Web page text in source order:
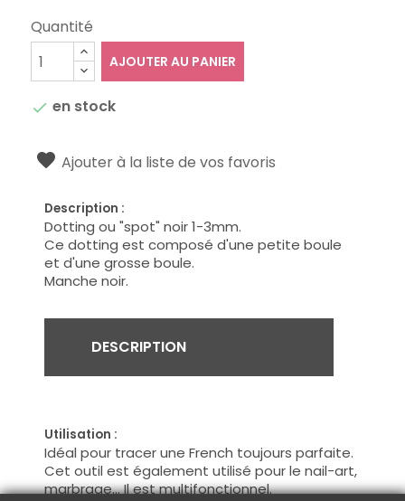
Quantité
AJOUTER AU PANIER
 en stock
Ajouter à la liste de vos favoris
Description :
Dotting ou "spot" noir 1-3mm.
Ce dotting est composé d'une petite boule
et d'une grosse boule.
Manche noir.
DESCRIPTION
Utilisation :
Idéal pour tracer une French toujours parfaite.
Cet outil est également utilisé pour le nail-art,
marbrage... Il est multifonctionnel.